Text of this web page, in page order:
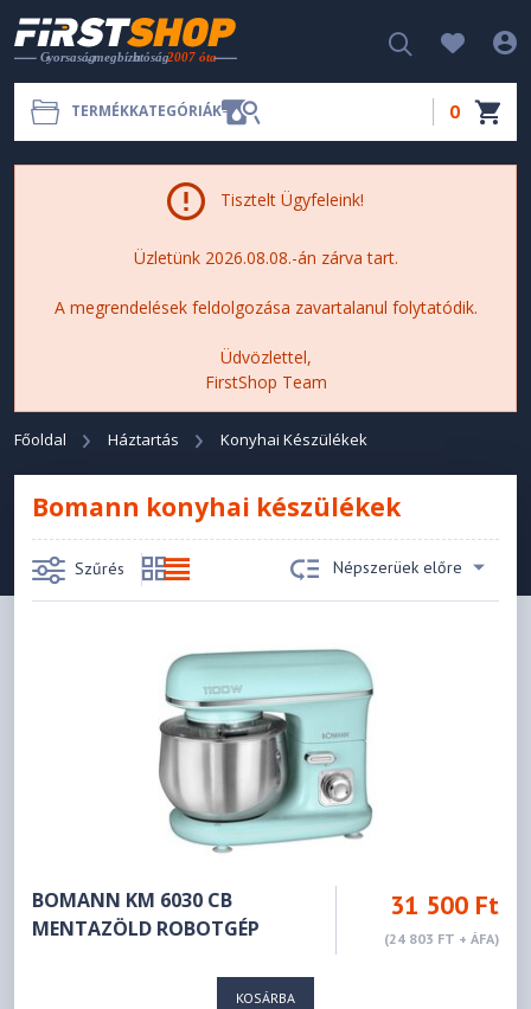
TERMÉKKATEGÓRIÁK 0
Tisztelt Ügyfeleink!
Üzletünk 2026.08.08.-án zárva tart.
A megrendelések feldolgozása zavartalanul folytatódik.
Üdvözlettel,
FirstShop Team
Főoldal Háztartás Konyhai Készülékek
Bomann konyhai készülékek
Szűrés Népszerüek előre
BOMANN KM 6030 CB
MENTAZÖLD ROBOTGÉP
31 500 Ft
(24 803 FT + ÁFA)
KOSÁRBA